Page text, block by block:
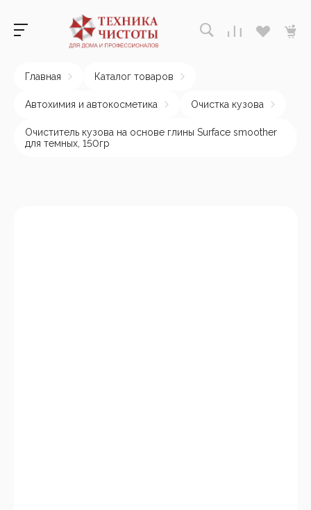
Главная Каталог товаров
Автохимия и автокосметика Очистка кузова
Очиститель кузова на основе глины Surface smoother
для темных, 150гр